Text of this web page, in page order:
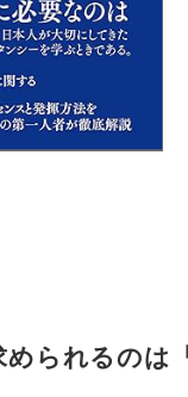
られるのは